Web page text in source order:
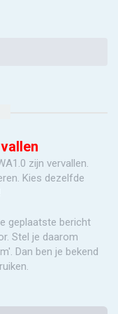
zijn vervallen.
Kies dezelfde
geplaatste bericht
Stel je daarom
Dan ben je bekend